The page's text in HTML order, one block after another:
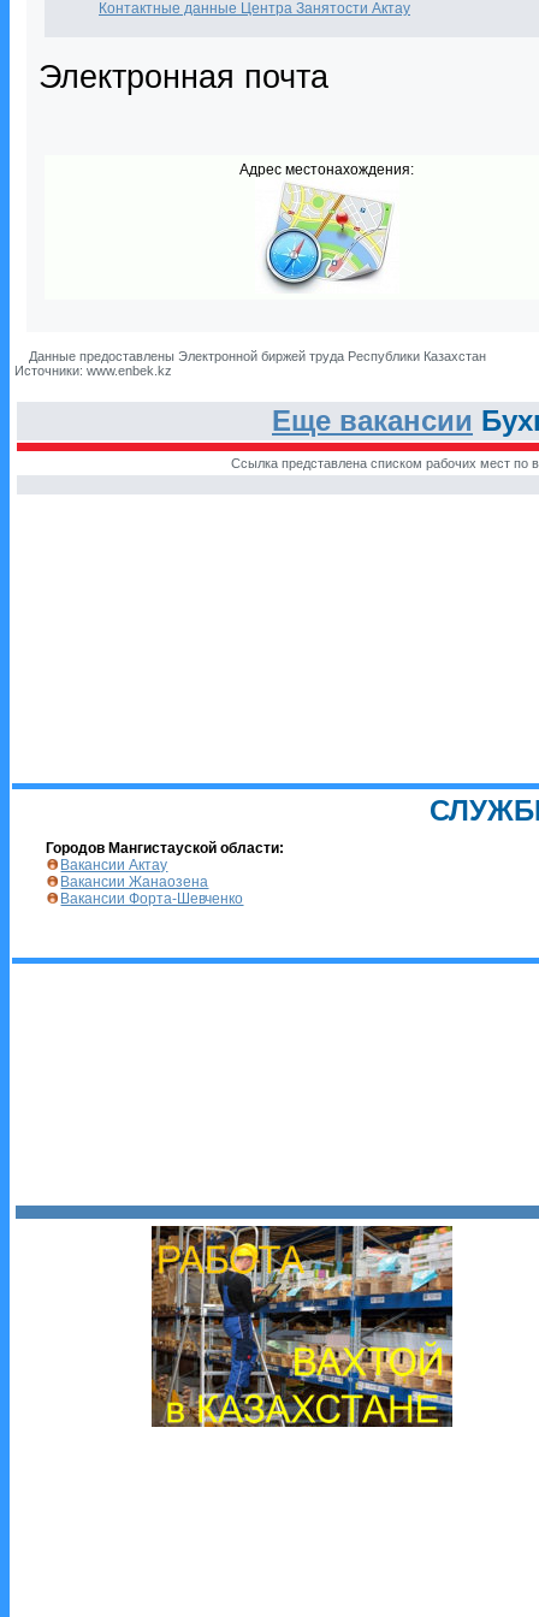
Контактные данные Центра Занятости Актау
Электронная почта
Адрес местонахождения:
Данные предоставлены Электронной биржей труда Республики Казахстан
Источники: www.enbek.kz
Еще вакансии
Ссылка представлена списком рабочих мест по
Городов Мангистауской области:
Вакансии Актау
Вакансии Жанаозена
Вакансии Форта-Шевченко